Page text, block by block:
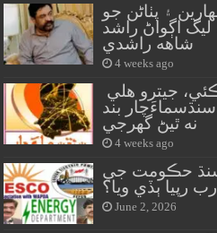
۽ پٺاڻن جو
اڳواڻ راشد
شاهه راشدي
4 weeks ago
بند
نه ٿيڻ گهرجي
4 weeks ago
حڪومت جي
June 2, 2026